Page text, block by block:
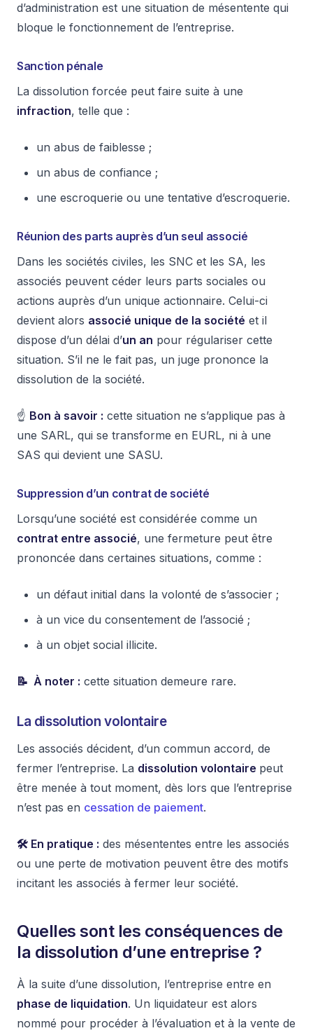
d’administration est une situation de mésentente qui
bloque le fonctionnement de l’entreprise.
Sanction pénale
La dissolution forcée peut faire suite à une
infraction, telle que :
un abus de faiblesse ;
un abus de confiance ;
une escroquerie ou une tentative d’escroquerie.
Réunion des parts auprès d’un seul associé
Dans les sociétés civiles, les SNC et les SA, les
associés peuvent céder leurs parts sociales ou
actions auprès d’un unique actionnaire. Celui-ci
devient alors associé unique de la société et il
dispose d’un délai d’un an pour régulariser cette
situation. S’il ne le fait pas, un juge prononce la
dissolution de la société.
☝️ Bon à savoir : cette situation ne s’applique pas à
une SARL, qui se transforme en EURL, ni à une
SAS qui devient une SASU.
Suppression d’un contrat de société
Lorsqu’une société est considérée comme un
contrat entre associé, une fermeture peut être
prononcée dans certaines situations, comme :
un défaut initial dans la volonté de s’associer ;
à un vice du consentement de l’associé ;
à un objet social illicite.
📝 À noter : cette situation demeure rare.
La dissolution volontaire
Les associés décident, d’un commun accord, de
fermer l’entreprise. La dissolution volontaire peut
être menée à tout moment, dès lors que l’entreprise
n’est pas en cessation de paiement.
🛠️ En pratique : des mésententes entre les associés
ou une perte de motivation peuvent être des motifs
incitant les associés à fermer leur société.
Quelles sont les conséquences de
la dissolution d’une entreprise ?
À la suite d’une dissolution, l’entreprise entre en
phase de liquidation. Un liquidateur est alors
nommé pour procéder à l’évaluation et à la vente de